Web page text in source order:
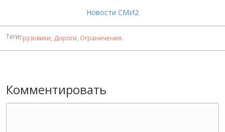
Новости СМИ2
ТегиГрузовики, Дороги, Ограничения.
Комментировать